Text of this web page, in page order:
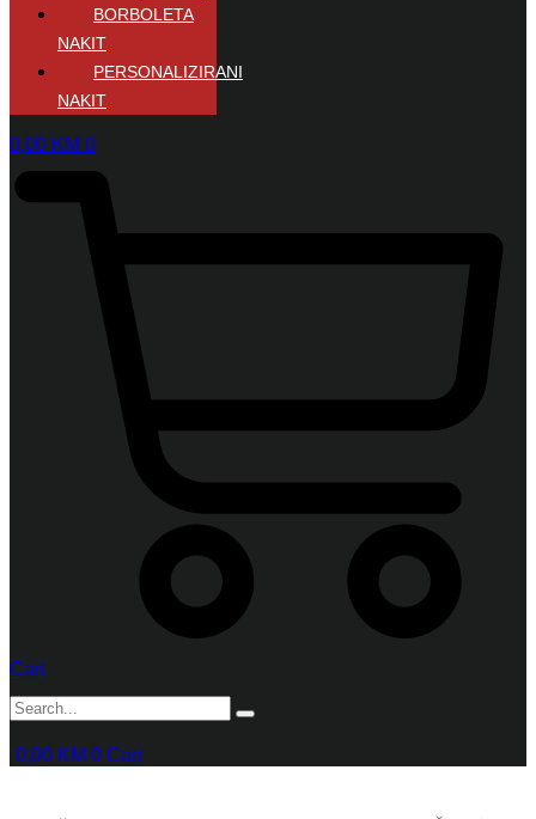
BORBOLETA
NAKIT
PERSONALIZIRANI
NAKIT
0,00 KM 0
Cart
0,00 KM 0 Cart